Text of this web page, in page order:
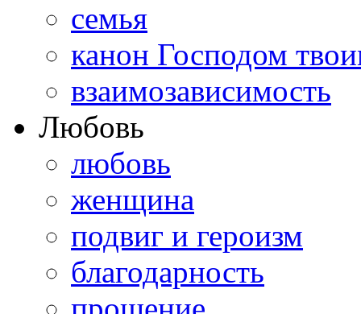
семья
канон Господом
взаимозависимость
Любовь
любовь
женщина
подвиг и героизм
благодарность